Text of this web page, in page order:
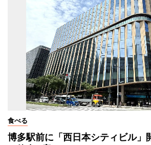
食べる
博多駅前に「西日本シティビル」